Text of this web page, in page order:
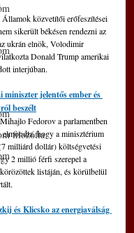
filozófia
közvetítői erőfeszítései
sikerült békésen rendezni az
ukrán elnök, Volodimir
Donald Trump amerikai
interjúban.
jelentős ember és
beszélt
Fedorov a parlamentben
elmondta, hogy a minisztérium
milliárd dollár) költségvetési
2 millió férfi szerepel a
listáján, és körülbelül
és Klicsko az energiaválság